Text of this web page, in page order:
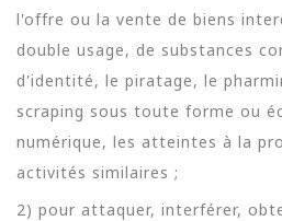
l'offre ou la vente de biens
double usage, de substances
d'identité, le piratage, le
scraping sous toute forme ou
numérique, les atteintes à la
activités similaires ;
2) pour attaquer, interférer,